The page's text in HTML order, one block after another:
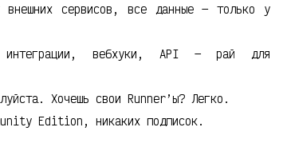
внешних сервисов, все данные — только у
интеграции, вебхуки, API — рай для
Хочешь свои Runner’ы? Легко.
Edition, никаких подписок.